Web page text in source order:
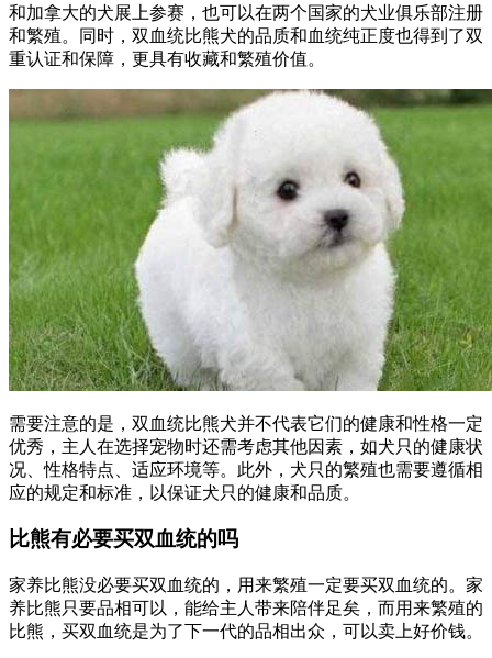
和加拿大的犬展上参赛，也可以在两个国家的犬业俱乐部注册
和繁殖。同时，双血统比熊犬的品质和血统纯正度也得到了双
重认证和保障，更具有收藏和繁殖价值。
需要注意的是，双血统比熊犬并不代表它们的健康和性格一定
优秀，主人在选择宠物时还需考虑其他因素，如犬只的健康状
况、性格特点、适应环境等。此外，犬只的繁殖也需要遵循相
应的规定和标准，以保证犬只的健康和品质。
比熊有必要买双血统的吗
家养比熊没必要买双血统的，用来繁殖一定要买双血统的。家
养比熊只要品相可以，能给主人带来陪伴足矣，而用来繁殖的
比熊，买双血统是为了下一代的品相出众，可以卖上好价钱。